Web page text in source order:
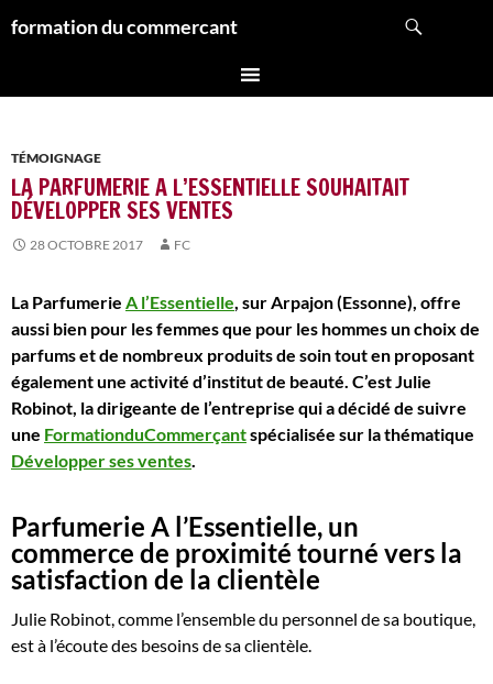
auformation du commercant
TÉMOIGNAGE
LA PARFUMERIE A L’ESSENTIELLE SOUHAITAIT
DÉVELOPPER SES VENTES
28 OCTOBRE 2017 FC
La Parfumerie A l’Essentielle, sur Arpajon (Essonne), offre
aussi bien pour les femmes que pour les hommes un choix de
parfums et de nombreux produits de soin tout en proposant
également une activité d’institut de beauté. C’est Julie
Robinot, la dirigeante de l’entreprise qui a décidé de suivre
une FormationduCommerçantspécialisée sur la thématique
Développer ses ventes.
Parfumerie A l’Essentielle, un
commerce de proximité tourné vers la
satisfaction de la clientèle
Julie Robinot, comme l’ensemble du personnel de sa boutique,
est à l’écoute des besoins de sa clientèle.